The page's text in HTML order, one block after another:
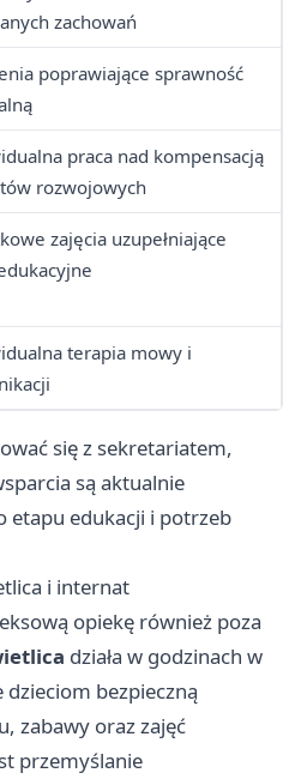
zachowań
poprawiające sprawność
praca nad kompensacją
rozwojowych
zajęcia uzupełniające
terapia mowy i
się z sekretariatem,
są aktualnie
etapu edukacji i potrzeb
i internat
opiekę również poza
działa w godzinach w
bezpieczną
zabawy oraz zajęć
przemyślanie